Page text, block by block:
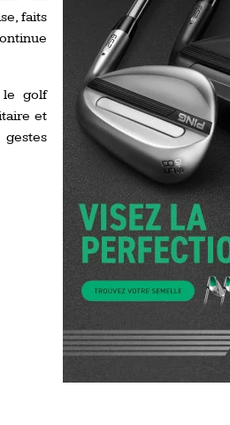
faits
le golf
et
Tiger Woods se retire du
Evian Resort Golf Club :
Programme Performance
event sport et networking
LPGA Tour 2026 : une saison
golf féminin
Ladies European Tour 2026
historique sur cinq continents
Debout en Bouts prolonge la
Roland-Garros
Lacoste Ladies Open 2025 :
de retour à Deauville
Chypre